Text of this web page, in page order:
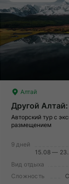
Алтай
Другой
Авторский тур с
размещением
9 дней
15.08 —
Вид отдыха
Сложность